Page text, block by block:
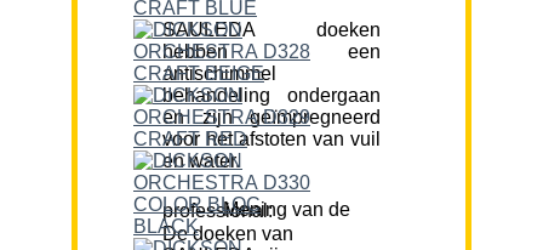
SAULEDA doeken
hebben een
antischimmel
behandeling ondergaan
en zijn geïmpregneerd
voor het afstoten van vuil
en water.
Mening van de professional:
De doeken van